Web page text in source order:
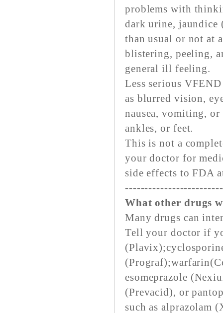
problems with
dark urine,
than usual or not at
blistering, peeling,
general ill feeling.
Less serious
as blurred vision,
nausea, vomiting,
ankles, or feet.
This is not a
your doctor for
side effects to FDA
What other drugs
Many drugs can
Tell your doctor if
esomeprazole
(Prevacid), or
such as alprazolam